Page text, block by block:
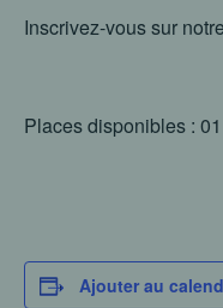
Inscrivez-vous sur
Places disponibles : 01
Ajouter au